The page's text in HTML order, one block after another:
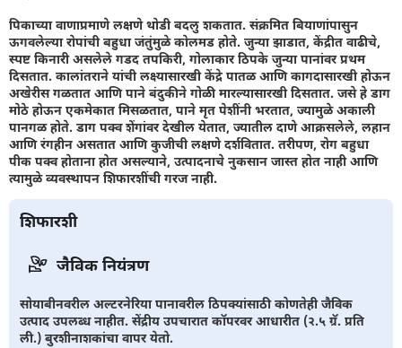
पिकाच्या वाणाप्रमाणे लक्षणे थोडी बदलु शकतात. संक्रमित बियाणांपासुन
ऊगवलेल्या रोपांची बहुधा जंतुंमुळे कोलमड होते. जुन्या झाडात, केंद्रीत वाढीचे,
स्पष्ट किनारी असलेले गडद तपकिरी, गोलाकार ठिपके जुन्या पानांवर प्रथम
दिसतात. कालांतराने यांची लक्ष्यासारखी केंद्रे पातळ आणि कागदासारखी होऊन
अखेरीस गळतात आणि पाने बंदुकीने गोळी मारल्यासारखी दिसतात. जसे हे डाग
मोठे होऊन एकमेकात मिसळतात, पाने मृत पेशींनी भरतात, ज्यामुळे अकाली
पानगळ होते. डाग पक्व शेंगांवर देखील येतात, ज्यातील दाणे आक्रसलेले, लहान
आणि रंगहीन असतात आणि कुजीची लक्षणे दर्शवितात. तरीपण, रोग बहुधा
पीक पक्व होताना होत असल्याने, उत्पादनाचे नुकसान जास्त होत नाही आणि
त्यामुळे व्यवस्थापन शिफारशींची गरज नाही.
शिफारशी
जैविक नियंत्रण
सोयाबीनवरील अल्टरनेरिया पानावरील ठिपक्यांसाठी कोणतेही जैविक
उत्पाद उपलब्ध नाहीत. सेंद्रीय उपचारात कॉपरवर आधारीत (२.५ ग्रॅ. प्रति
ली.) बुरशीनाशकांचा वापर येतो.